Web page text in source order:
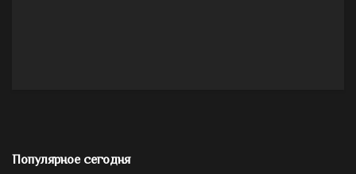
Популярное сегодня